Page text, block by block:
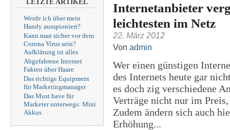
LETZTE ARTIKEL
Werde ich über mein
Handy ausspioniert?
Kann man sicher vor dem
Corona Virus sein?
Aufklärung ist alles
Abgefahrene Internet
Fakten über Haare
Das richtige Equipment
für Marketingmanager
Das Must have für
Marketer unterwegs: Mini
Akkus
Internetanbieter
leichtesten im Netz
22. März 2012
Von admin
Wer einen günstigen
des Internets heute gar
es doch zig verschiedene
Verträge nicht nur im
Zudem ändern sich auch
Erhöhung...